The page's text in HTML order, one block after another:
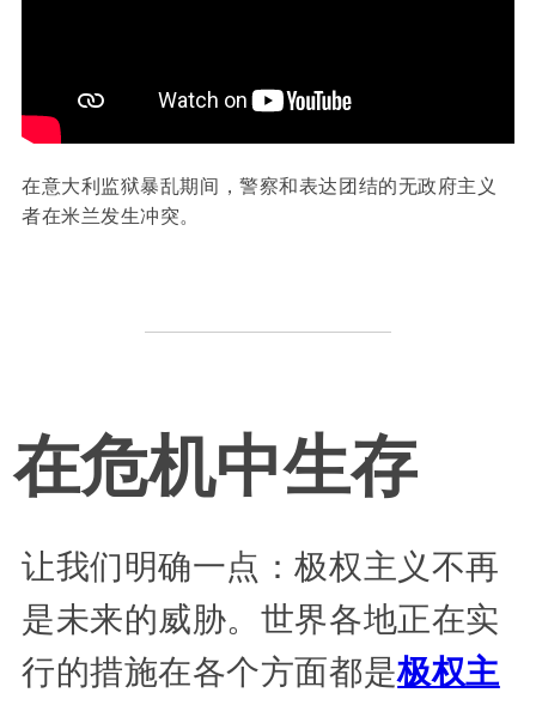
在意大利监狱暴乱期间，警察和表达团结的无政府主义
者在米兰发生冲突。
在危机中生存
让我们明确一点：极权主义不再
是未来的威胁。世界各地正在实
行的措施在各个方面都是极权主